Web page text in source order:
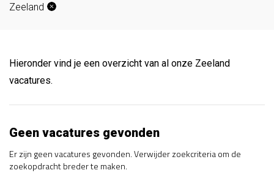
Zeeland
Hieronder vind je een overzicht van al onze Zeeland
vacatures.
Geen vacatures gevonden
Er zijn geen vacatures gevonden. Verwijder zoekcriteria om de
zoekopdracht breder te maken.